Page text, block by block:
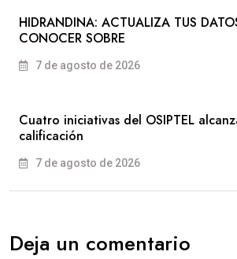
HIDRANDINA: ACTUALIZA TUS
CONOCER SOBRE
7 de agosto de 2026
Cuatro iniciativas del OSIPTEL
calificación
7 de agosto de 2026
Deja un comentario